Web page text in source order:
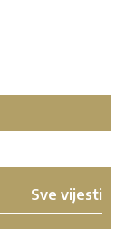
Sve vijesti